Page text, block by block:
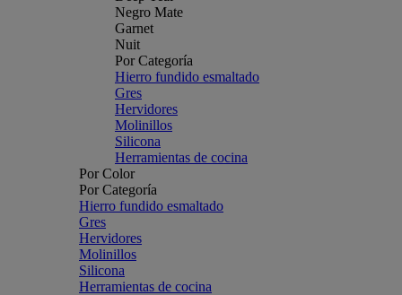
Negro Mate
Garnet
Nuit
Por Categoría
Hierro fundido esmaltado
Gres
Hervidores
Molinillos
Silicona
Herramientas de cocina
Por Color
Por Categoría
Hierro fundido esmaltado
Gres
Hervidores
Molinillos
Silicona
Herramientas de cocina